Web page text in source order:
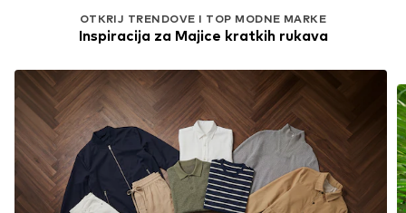
OTKRIJ TRENDOVE I TOP MODNE MARKE
Inspiracija za Majice kratkih rukava